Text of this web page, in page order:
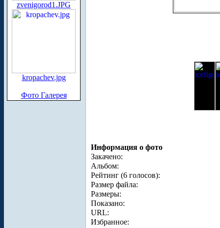
zvenigorod1.JPG
kropachev.jpg
Фото Галерея
Информация о фото
Закачено:
Альбом:
Рейтинг (6 голосов):
Размер файла:
Размеры:
Показано:
URL:
Избранное: